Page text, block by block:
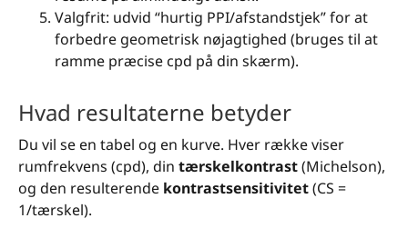
Valgfrit: udvid “hurtig PPI/afstandstjek” for at
forbedre geometrisk nøjagtighed (bruges til at
ramme præcise cpd på din skærm).
Hvad resultaterne betyder
Du vil se en tabel og en kurve. Hver række viser
rumfrekvens (cpd), din tærskelkontrast(Michelson),
og den resulterende kontrastsensitivitet(CS =
1/tærskel).